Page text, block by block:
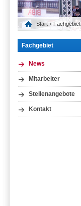
Start › Fachgebiet
Fachgebiet
News
Mitarbeiter
Stellenangebote
Kontakt